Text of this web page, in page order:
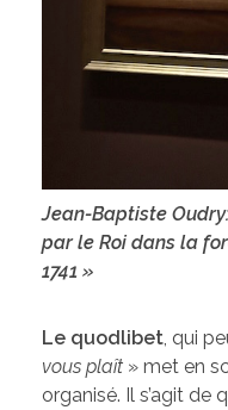
Jean-Baptiste
par le Roi dans la
1741 »
Le quodlibet , qui
vous plaît » met en
organisé. Il s’agit de